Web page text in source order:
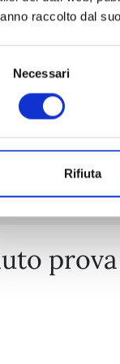
raccolto dal
Necessari
Rifiuta